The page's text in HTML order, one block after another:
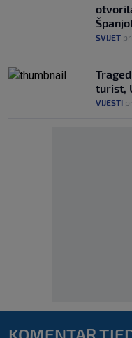
SVIJET
turist,
VIJESTI